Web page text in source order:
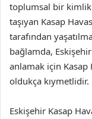
toplumsal bir kimlik
taşıyan Kasap
tarafından
bağlamda,
anlamak için Kasap
oldukça kıymetlidir.
Eskişehir Kasap